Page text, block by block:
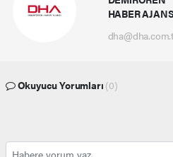
HABER
Okuyucu Yorumları (0)